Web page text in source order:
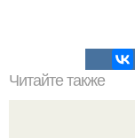
Читайте также